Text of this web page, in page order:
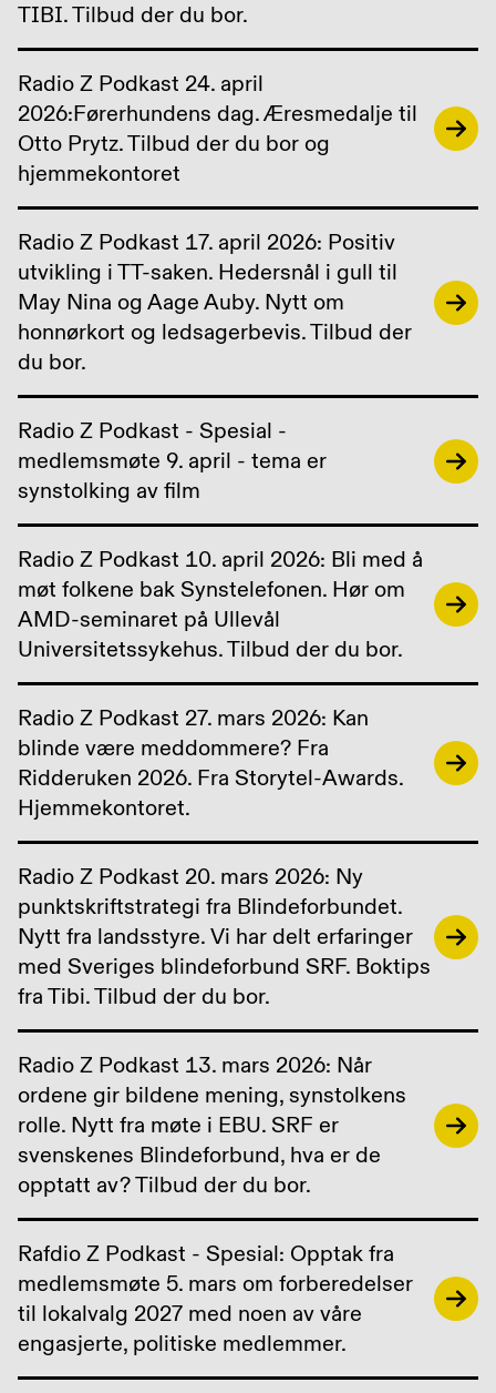
TIBI. Tilbud der du bor.
Radio Z Podkast 24. april
2026:Førerhundens dag. Æresmedalje til
Otto Prytz. Tilbud der du bor og
hjemmekontoret
Radio Z Podkast 17. april 2026: Positiv
utvikling i TT-saken. Hedersnål i gull til
May Nina og Aage Auby. Nytt om
honnørkort og ledsagerbevis. Tilbud der
du bor.
Radio Z Podkast - Spesial -
medlemsmøte 9. april - tema er
synstolking av film
Radio Z Podkast 10. april 2026: Bli med å
møt folkene bak Synstelefonen. Hør om
AMD-seminaret på Ullevål
Universitetssykehus. Tilbud der du bor.
Radio Z Podkast 27. mars 2026: Kan
blinde være meddommere? Fra
Ridderuken 2026. Fra Storytel-Awards.
Hjemmekontoret.
Radio Z Podkast 20. mars 2026: Ny
punktskriftstrategi fra Blindeforbundet.
Nytt fra landsstyre. Vi har delt erfaringer
med Sveriges blindeforbund SRF. Boktips
fra Tibi. Tilbud der du bor.
Radio Z Podkast 13. mars 2026: Når
ordene gir bildene mening, synstolkens
rolle. Nytt fra møte i EBU. SRF er
svenskenes Blindeforbund, hva er de
opptatt av? Tilbud der du bor.
Rafdio Z Podkast - Spesial: Opptak fra
medlemsmøte 5. mars om forberedelser
til lokalvalg 2027 med noen av våre
engasjerte, politiske medlemmer.